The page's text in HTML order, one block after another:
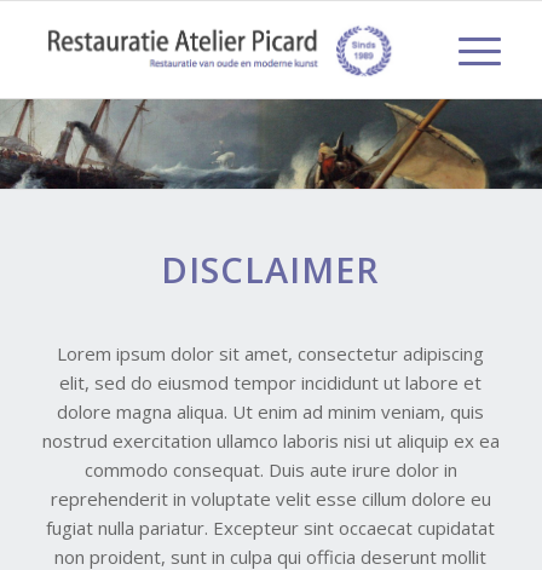
DISCLAIMER
Lorem ipsum dolor sit amet, consectetur adipiscing
elit, sed do eiusmod tempor incididunt ut labore et
dolore magna aliqua. Ut enim ad minim veniam, quis
nostrud exercitation ullamco laboris nisi ut aliquip ex ea
commodo consequat. Duis aute irure dolor in
reprehenderit in voluptate velit esse cillum dolore eu
fugiat nulla pariatur. Excepteur sint occaecat cupidatat
non proident, sunt in culpa qui officia deserunt mollit